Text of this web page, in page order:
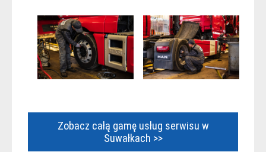
Zobacz całą gamę usług serwisu w
Suwałkach >>